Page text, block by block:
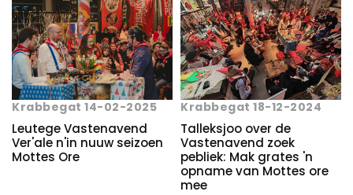
Krabbegat 14-02-2025
Leutege Vastenavend
Ver'ale n'in nuuw seizoen
Mottes Ore
Krabbegat 18-12-2024
Talleksjoo over de
Vastenavend zoek
pebliek: Mak grates 'n
opname van Mottes ore
mee